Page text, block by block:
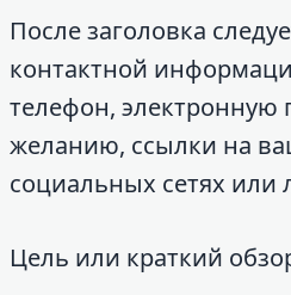
После заголовка
контактной
телефон, электронную
желанию, ссылки на
социальных сетях или
Цель или краткий